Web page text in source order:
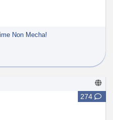
Non Mecha!
274